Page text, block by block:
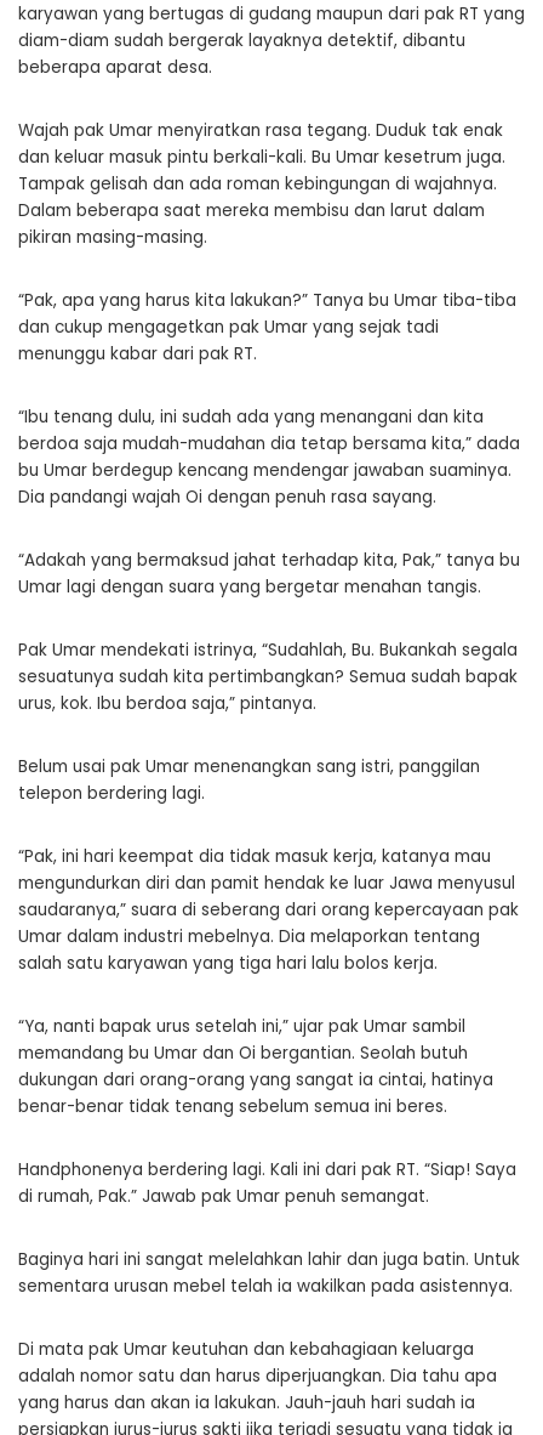
karyawan yang bertugas di gudang maupun dari pak RT yang
diam-diam sudah bergerak layaknya detektif, dibantu
beberapa aparat desa.
Wajah pak Umar menyiratkan rasa tegang. Duduk tak enak
dan keluar masuk pintu berkali-kali. Bu Umar kesetrum juga.
Tampak gelisah dan ada roman kebingungan di wajahnya.
Dalam beberapa saat mereka membisu dan larut dalam
pikiran masing-masing.
“Pak, apa yang harus kita lakukan?” Tanya bu Umar tiba-tiba
dan cukup mengagetkan pak Umar yang sejak tadi
menunggu kabar dari pak RT.
“Ibu tenang dulu, ini sudah ada yang menangani dan kita
berdoa saja mudah-mudahan dia tetap bersama kita,” dada
bu Umar berdegup kencang mendengar jawaban suaminya.
Dia pandangi wajah Oi dengan penuh rasa sayang.
“Adakah yang bermaksud jahat terhadap kita, Pak,” tanya bu
Umar lagi dengan suara yang bergetar menahan tangis.
Pak Umar mendekati istrinya, “Sudahlah, Bu. Bukankah segala
sesuatunya sudah kita pertimbangkan? Semua sudah bapak
urus, kok. Ibu berdoa saja,” pintanya.
Belum usai pak Umar menenangkan sang istri, panggilan
telepon berdering lagi.
“Pak, ini hari keempat dia tidak masuk kerja, katanya mau
mengundurkan diri dan pamit hendak ke luar Jawa menyusul
saudaranya,” suara di seberang dari orang kepercayaan pak
Umar dalam industri mebelnya. Dia melaporkan tentang
salah satu karyawan yang tiga hari lalu bolos kerja.
“Ya, nanti bapak urus setelah ini,” ujar pak Umar sambil
memandang bu Umar dan Oi bergantian. Seolah butuh
dukungan dari orang-orang yang sangat ia cintai, hatinya
benar-benar tidak tenang sebelum semua ini beres.
Handphonenya berdering lagi. Kali ini dari pak RT. “Siap! Saya
di rumah, Pak.” Jawab pak Umar penuh semangat.
Baginya hari ini sangat melelahkan lahir dan juga batin. Untuk
sementara urusan mebel telah ia wakilkan pada asistennya.
Di mata pak Umar keutuhan dan kebahagiaan keluarga
adalah nomor satu dan harus diperjuangkan. Dia tahu apa
yang harus dan akan ia lakukan. Jauh-jauh hari sudah ia
persiapkan jurus-jurus sakti jika terjadi sesuatu yang tidak ia